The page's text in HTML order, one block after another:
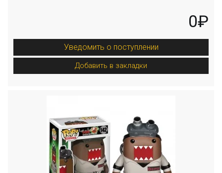
0₽
Уведомить о поступлении
Добавить в закладки